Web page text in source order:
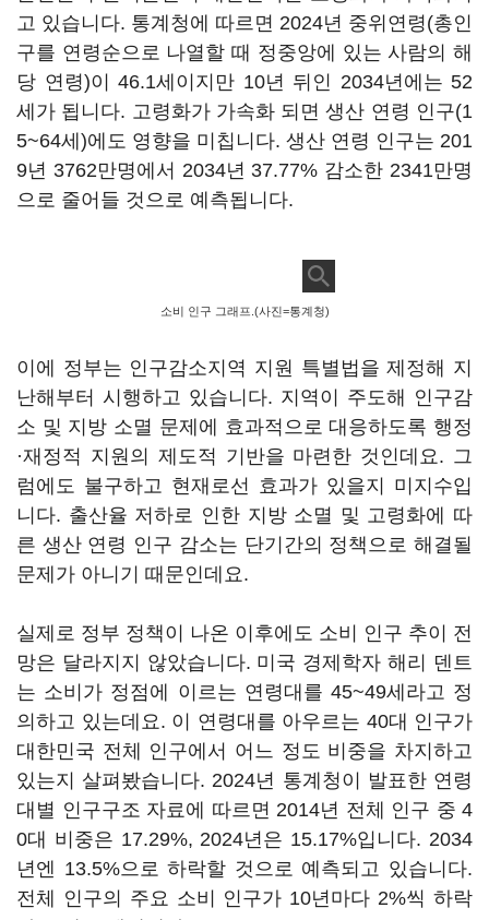
고 있습니다. 통계청에 따르면 2024년 중위연령(총인
구를 연령순으로 나열할 때 정중앙에 있는 사람의 해
당 연령)이 46.1세이지만 10년 뒤인 2034년에는 52
세가 됩니다. 고령화가 가속화 되면 생산 연령 인구(1
5~64세)에도 영향을 미칩니다. 생산 연령 인구는 201
9년 3762만명에서 2034년 37.77% 감소한 2341만명
으로 줄어들 것으로 예측됩니다.
소비 인구 그래프.(사진=통계청)
이에 정부는 인구감소지역 지원 특별법을 제정해 지
난해부터 시행하고 있습니다. 지역이 주도해 인구감
소 및 지방 소멸 문제에 효과적으로 대응하도록 행정
·재정적 지원의 제도적 기반을 마련한 것인데요. 그
럼에도 불구하고 현재로선 효과가 있을지 미지수입
니다. 출산율 저하로 인한 지방 소멸 및 고령화에 따
른 생산 연령 인구 감소는 단기간의 정책으로 해결될
문제가 아니기 때문인데요.
실제로 정부 정책이 나온 이후에도 소비 인구 추이 전
망은 달라지지 않았습니다. 미국 경제학자 해리 덴트
는 소비가 정점에 이르는 연령대를 45~49세라고 정
의하고 있는데요. 이 연령대를 아우르는 40대 인구가
대한민국 전체 인구에서 어느 정도 비중을 차지하고
있는지 살펴봤습니다. 2024년 통계청이 발표한 연령
대별 인구구조 자료에 따르면 2014년 전체 인구 중 4
0대 비중은 17.29%, 2024년은 15.17%입니다. 2034
년엔 13.5%으로 하락할 것으로 예측되고 있습니다.
전체 인구의 주요 소비 인구가 10년마다 2%씩 하락